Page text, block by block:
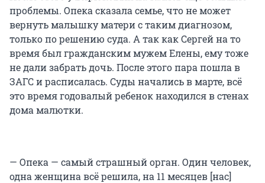
проблемы. Опека сказала семье, что не может
вернуть малышку матери с таким диагнозом,
только по решению суда. А так как Сергей на то
время был гражданским мужем Елены, ему тоже
не дали забрать дочь. После этого пара пошла в
ЗАГС и расписалась. Суды начались в марте, всё
это время годовалый ребенок находился в стенах
дома малютки.
— Опека — самый страшный орган. Один человек,
одна женщина всё решила, на 11 месяцев [нас]